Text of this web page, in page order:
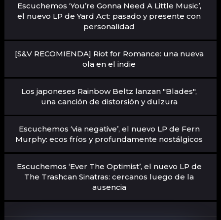
Escuchemos ‘You’re Gonna Need A Little Music’,
el nuevo LP de Yard Act: pasado y presente con
personalidad
[S&V RECOMIENDA] Riot for Romance: una nueva
ola en el indie
Los japoneses Rainbow Beltz lanzan "Blades",
una canción de distorsión y dulzura
Escuchemos ‘via negative’, el nuevo LP de Fern
Murphy: ecos fríos y profundamente nostálgicos
Escuchemos ‘Ever The Optimist’, el nuevo LP de
The Trashcan Sinatras: cercanos luego de la
ausencia